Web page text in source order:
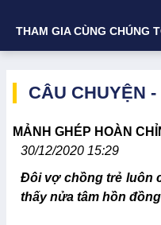
THAM GIA CÙNG CHÚNG
CÂU CHUYỆN
MẢNH GHÉP HOÀN
30/12/2020 15:29
Đôi vợ chồng trẻ luôn
thấy nửa tâm hồn